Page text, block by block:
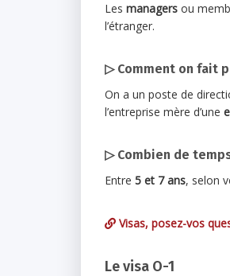
Les managers ou
l’étranger.
▷ Comment on fait
On a un poste de
l’entreprise mère d’une
▷ Combien de
Entre 5 et 7 ans, selon
Visas, posez-vos
Le visa O-1